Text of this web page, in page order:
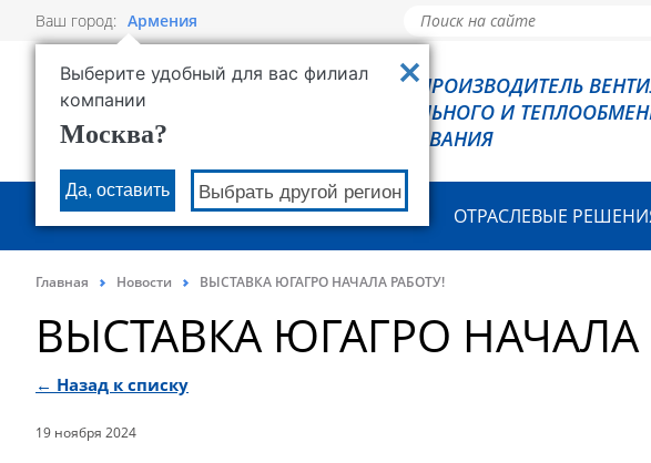
Ваш город: Армения
Выберите удобный для вас филиал
компании
Москва?
Да, оставить Выбрать другой регион
РОВЕН - ПРОИЗВОДИТЕЛЬ
ХОЛОДИЛЬНОГО И
ОБОРУДОВАНИЯ
О КОМПАНИИ ПРОДУКЦИЯ ОТРАСЛЕВЫЕ
Главная Новости ВЫСТАВКА ЮГАГРО НАЧАЛА РАБОТУ!
ВЫСТАВКА ЮГАГРО НАЧАЛА
← Назад к списку
19 ноября 2024